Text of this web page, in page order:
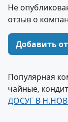
Не
отзыв о
Добавить
Популярная
чайные,
ДОСУГ В